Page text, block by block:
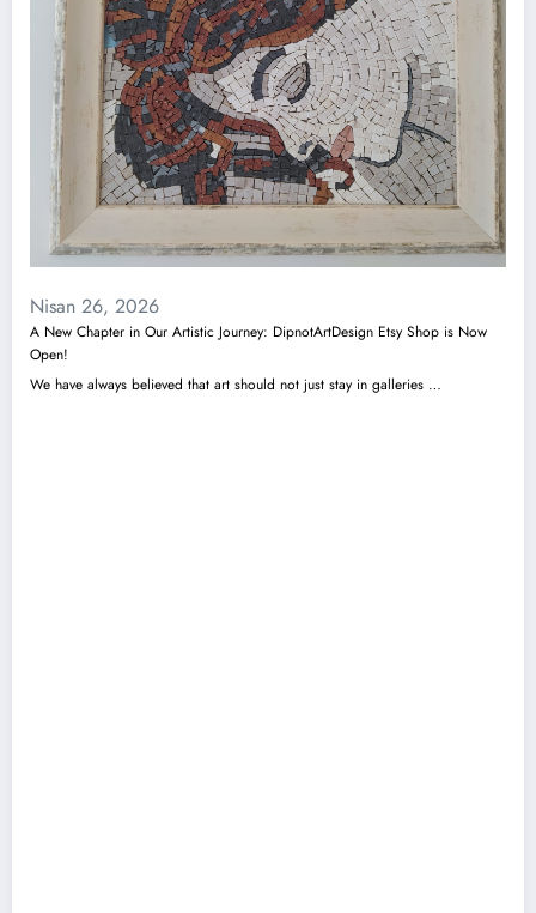
Nisan 26, 2026
A New Chapter in Our Artistic Journey: DipnotArtDesign Etsy Shop is Now
Open!
We have always believed that art should not just stay in galleries …